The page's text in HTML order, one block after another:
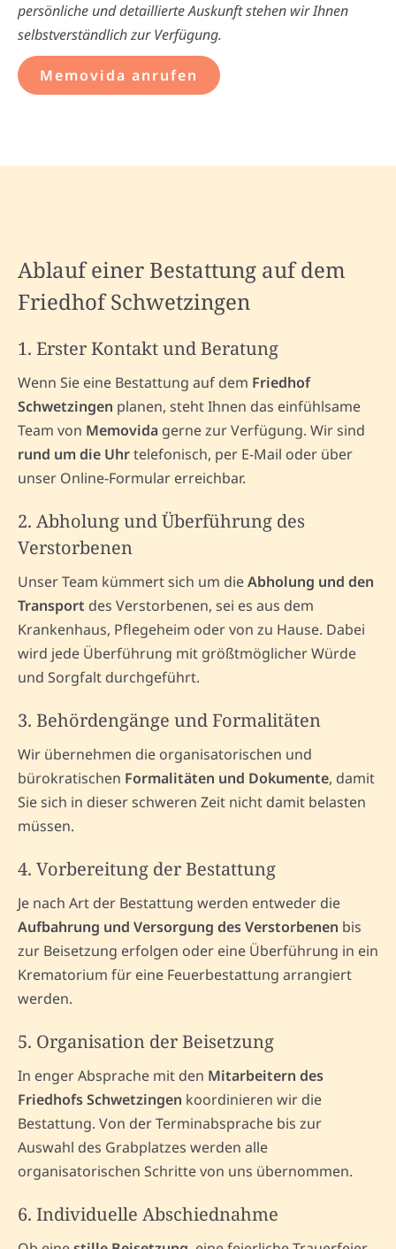
persönliche und detaillierte Auskunft stehen wir Ihnen
selbstverständlich zur Verfügung.
Memovida anrufen
Ablauf einer Bestattung auf dem
Friedhof Schwetzingen
1. Erster Kontakt und Beratung
Wenn Sie eine Bestattung auf dem Friedhof
Schwetzingen planen, steht Ihnen das einfühlsame
Team von Memovida gerne zur Verfügung. Wir sind
rund um die Uhrtelefonisch, per E-Mail oder über
unser Online-Formular erreichbar.
2. Abholung und Überführung des
Verstorbenen
Unser Team kümmert sich um dieAbholung und den
Transport des Verstorbenen, sei es aus dem
Krankenhaus, Pflegeheim oder von zu Hause. Dabei
wird jede Überführung mit größtmöglicher Würde
und Sorgfalt durchgeführt.
3. Behördengänge und Formalitäten
Wir übernehmen die organisatorischen und
bürokratischen Formalitäten und Dokumente, damit
Sie sich in dieser schweren Zeit nicht damit belasten
müssen.
4. Vorbereitung der Bestattung
Je nach Art der Bestattung werden entweder die
Aufbahrung und Versorgung des Verstorbenen bis
zur Beisetzung erfolgen oder eine Überführung in ein
Krematorium für eine Feuerbestattung arrangiert
werden.
5. Organisation der Beisetzung
In enger Absprache mit den Mitarbeitern des
Friedhofs Schwetzingen koordinieren wir die
Bestattung. Von der Terminabsprache bis zur
Auswahl des Grabplatzes werden alle
organisatorischen Schritte von uns übernommen.
6. Individuelle Abschiednahme